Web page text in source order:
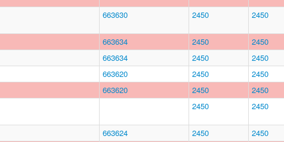
663630 2450 2450
663634 2450 2450
663634 2450 2450
663620 2450 2450
663620 2450 2450
2450 2450
663624 2450 2450